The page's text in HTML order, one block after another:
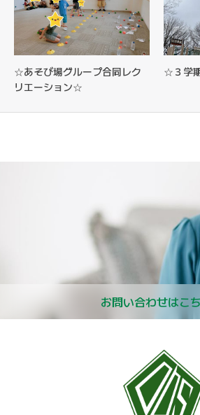
☆あそび場グループ合同レク
リエーション☆
☆３学
お問い合わせはこ